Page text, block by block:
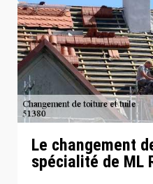
Le changement
spécialité de ML